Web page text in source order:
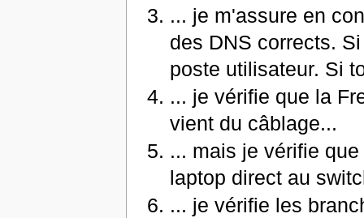
... je m'assure en
des DNS corrects.
poste utilisateur. Si
... je vérifie que la
vient du câblage...
... mais je vérifie
laptop direct au
... je vérifie les